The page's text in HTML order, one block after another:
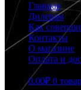
Главная
Дилерам
Как
Контакты
О магазине
Оплата и
0.00₽ 0